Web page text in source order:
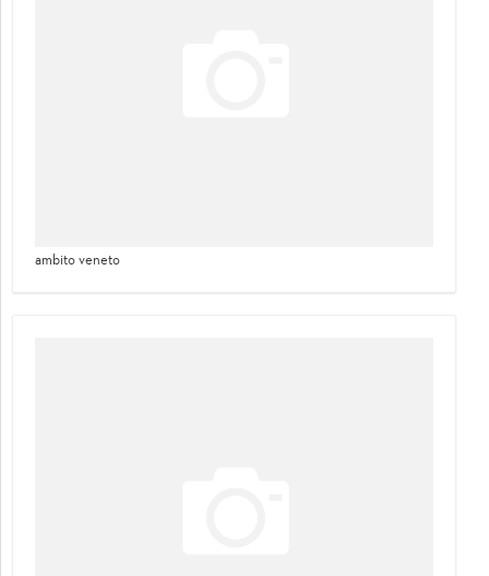
ambito veneto